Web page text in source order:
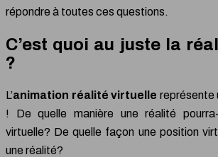
répondre à toutes ces questions.
C’est quoi au juste la
?
L’animation réalité virtuelle représente
! De quelle manière une réalité
virtuelle? De quelle façon une position
une réalité?